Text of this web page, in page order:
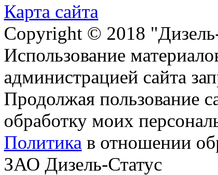
Карта сайта
Copyright © 2018
Использование
администрацией сайта
Продолжая пользование
обработку моих
Политика в отношении
ЗАО Дизель-Статус